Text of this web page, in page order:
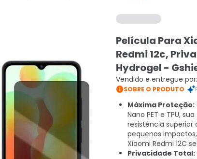
Película Para
Redmi 12c,
Hydrogel -
Vendido e entregue por:
SOBRE O PRODUTO
Máxima Proteção:
Nano PET e TPU,
resistência superior
pequenos
Xiaomi Redmi 12C
Privacidade Total: